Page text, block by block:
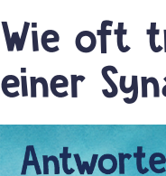
Wie oft
einer